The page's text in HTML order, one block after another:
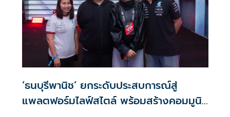
‘ธนบุรีพานิช’ ยกระดับประสบการณ์สู่
แพลตฟอร์มไลฟ์สไตล์ พร้อมสร้างคอมมูนิ